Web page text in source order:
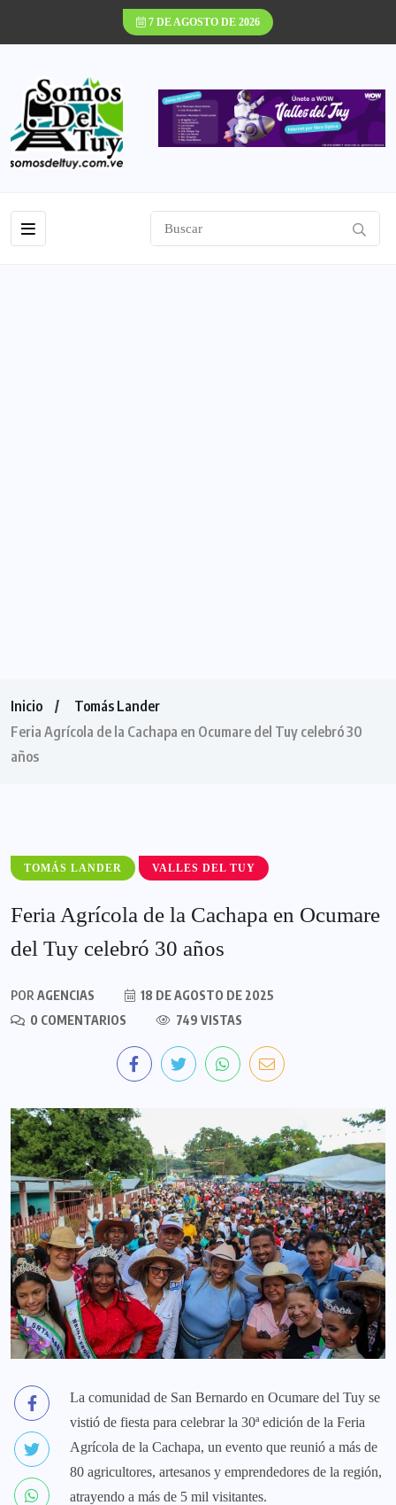
7 DE AGOSTO DE 2026
Inicio
Tomás Lander
Feria Agrícola de la Cachapa en Ocumare del Tuy celebró 30
años
TOMÁS LANDER VALLES DEL TUY
Feria Agrícola de la Cachapa en Ocumare
del Tuy celebró 30 años
POR AGENCIAS
18 DE AGOSTO DE 2025
0 COMENTARIOS
749 VISTAS
La comunidad de San Bernardo en Ocumare del Tuy se
vistió de fiesta para celebrar la 30ª edición de la Feria
Agrícola de la Cachapa, un evento que reunió a más de
80 agricultores, artesanos y emprendedores de la región,
atrayendo a más de 5 mil visitantes.